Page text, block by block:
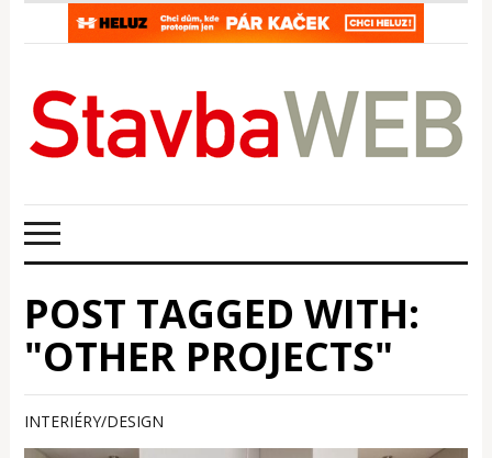
POST TAGGED WITH:
"OTHER PROJECTS"
INTERIÉRY/DESIGN